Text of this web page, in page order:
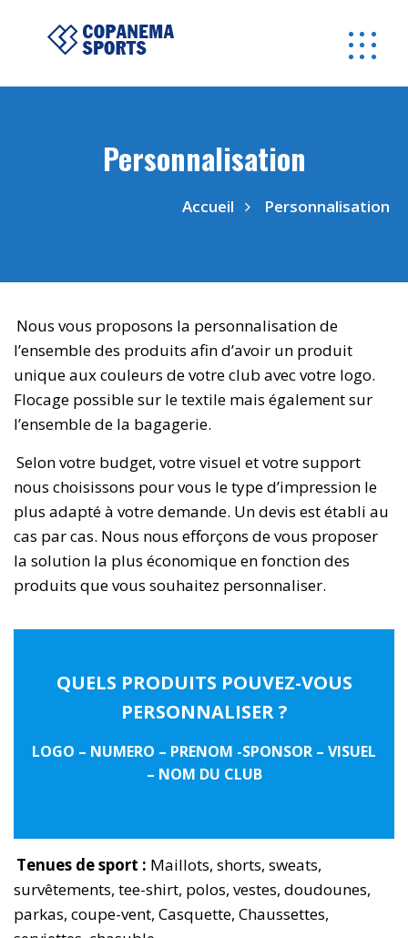
Personnalisation
Accueil Personnalisation
Nous vous proposons la personnalisation de
l’ensemble des produits afin d’avoir un produit
unique aux couleurs de votre club avec votre logo.
Flocage possible sur le textile mais également sur
l’ensemble de la bagagerie.
Selon votre budget, votre visuel et votre support
nous choisissons pour vous le type d’impression le
plus adapté à votre demande. Un devis est établi au
cas par cas. Nous nous efforçons de vous proposer
la solution la plus économique en fonction des
produits que vous souhaitez personnaliser.
QUELS PRODUITS POUVEZ-VOUS
PERSONNALISER ?
LOGO – NUMERO – PRENOM -SPONSOR – VISUEL
– NOM DU CLUB
Tenues de sport : Maillots, shorts, sweats,
survêtements, tee-shirt, polos, vestes, doudounes,
parkas, coupe-vent, Casquette, Chaussettes,